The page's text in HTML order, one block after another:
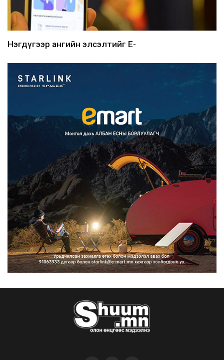
Нэгдүгээр ангийн элсэлтийг E-
Францад иргэд рүү зөвшөөрөлгүй
сурталчилгааны дууд...
2026/08/07
Нийтийн тээврийн Ч:19А чиглэлийн
замналд түр хугац...
2026/08/07
Автомашины улсын дугаар сондгой
тоогоор төгссөн бо...